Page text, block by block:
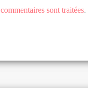
commentaires sont traitées.